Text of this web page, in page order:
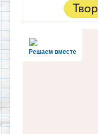
Решаем вместе